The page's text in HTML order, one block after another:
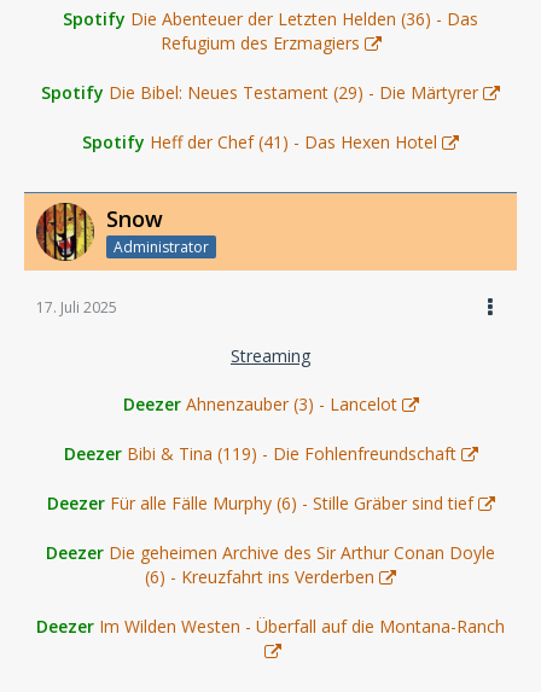
Spotify Die Abenteuer der Letzten Helden (36) - Das
Refugium des Erzmagiers
Spotify Die Bibel: Neues Testament (29) - Die Märtyrer
Spotify Heff der Chef (41) - Das Hexen Hotel
Snow
Administrator
17. Juli 2025
Streaming
Deezer Ahnenzauber (3) - Lancelot
Deezer Bibi & Tina (119) - Die Fohlenfreundschaft
Deezer Für alle Fälle Murphy (6) - Stille Gräber sind tief
Deezer Die geheimen Archive des Sir Arthur Conan Doyle
(6) - Kreuzfahrt ins Verderben
Deezer Im Wilden Westen - Überfall auf die Montana-Ranch